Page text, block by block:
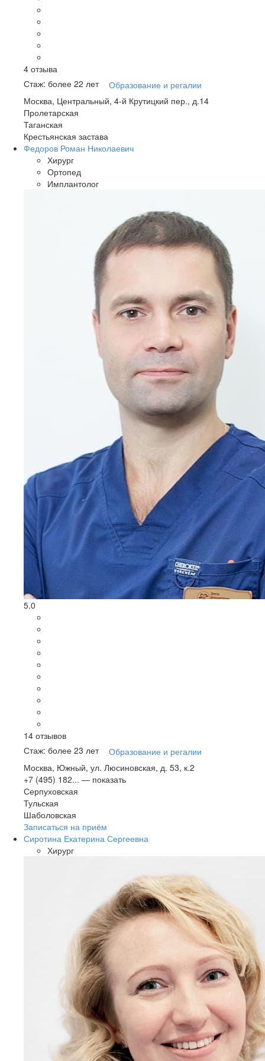
4 отзыва
Стаж: более 22 лет
Образование и регалии
Москва, Центральный, 4-й Крутицкий пер., д.14
Пролетарская
Таганская
Крестьянская застава
Федоров Роман Николаевич
Хирург
Ортопед
Имплантолог
5.0
14 отзывов
Стаж: более 23 лет
Образование и регалии
Москва, Южный, ул. Люсиновская, д. 53, к.2
+7 (495) 182... — показать
Серпуховская
Тульская
Шаболовская
Записаться на приём
Сиротина Екатерина Сергеевна
Хирург